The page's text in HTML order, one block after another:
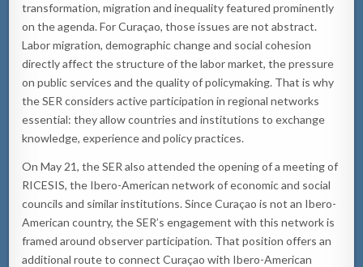
transformation, migration and inequality featured prominently
on the agenda. For Curaçao, those issues are not abstract.
Labor migration, demographic change and social cohesion
directly affect the structure of the labor market, the pressure
on public services and the quality of policymaking. That is why
the SER considers active participation in regional networks
essential: they allow countries and institutions to exchange
knowledge, experience and policy practices.
On May 21, the SER also attended the opening of a meeting of
RICESIS, the Ibero-American network of economic and social
councils and similar institutions. Since Curaçao is not an Ibero-
American country, the SER’s engagement with this network is
framed around observer participation. That position offers an
additional route to connect Curaçao with Ibero-American